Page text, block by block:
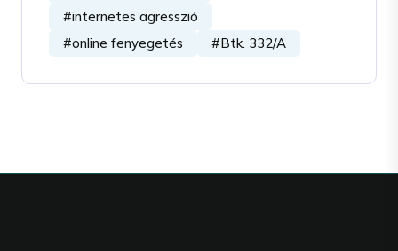
#internetes agresszió
#online fenyegetés
#Btk. 332/A